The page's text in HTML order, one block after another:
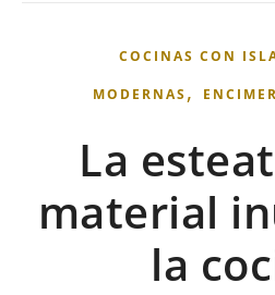
COCINAS CON
MODERNAS,
La
material
la